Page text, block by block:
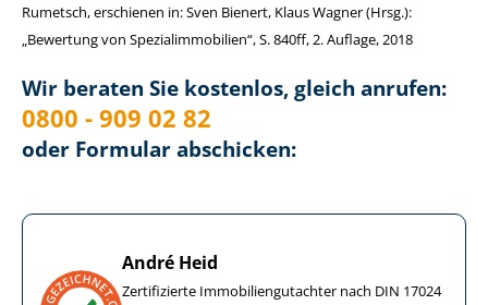
Rumetsch, erschienen in: Sven Bienert, Klaus Wagner (Hrsg.):
„Bewertung von Spe­zi­al­im­mo­bi­li­en“, S. 840ff, 2. Auflage, 2018
Wir beraten Sie kostenlos, gleich anrufen:
0800 - 909 02 82
oder Formular abschicken:
André Heid
Zertifizierte Im­mo­bi­li­en­gut­ach­ter nach DIN 17024